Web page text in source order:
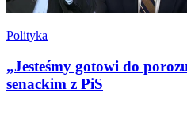
Polityka
„Jesteśmy gotowi do
senackim z PiS